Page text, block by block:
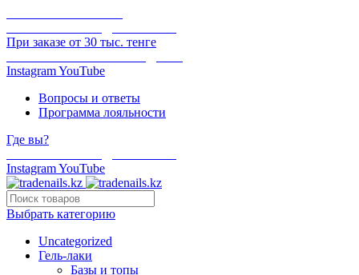
При заказе от 30 тыс. тенге
InstagramYouTube
Вопросы и ответы
Программа лояльности
Где вы?
InstagramYouTube
Выбрать категорию
Uncategorized
Гель-лаки
Базы и топы